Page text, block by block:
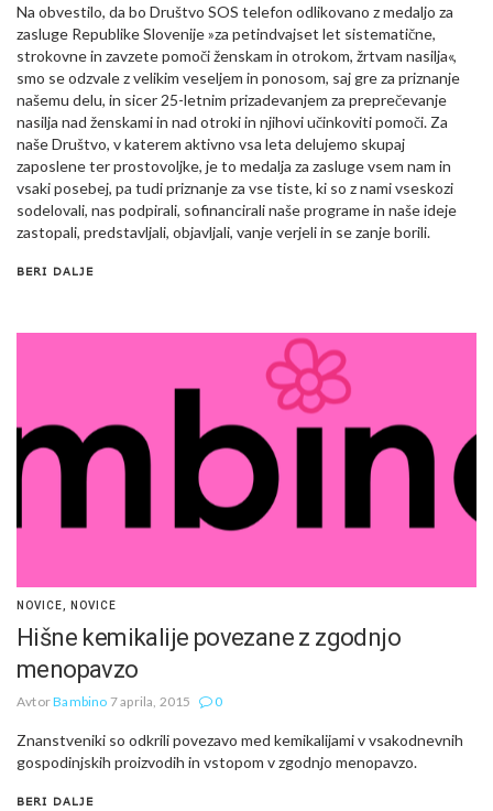
Na obvestilo, da bo Društvo SOS telefon odlikovano z medaljo za
zasluge Republike Slovenije »za petindvajset let sistematične,
strokovne in zavzete pomoči ženskam in otrokom, žrtvam nasilja«,
smo se odzvale z velikim veseljem in ponosom, saj gre za priznanje
našemu delu, in sicer 25-letnim prizadevanjem za preprečevanje
nasilja nad ženskami in nad otroki in njihovi učinkoviti pomoči. Za
naše Društvo, v katerem aktivno vsa leta delujemo skupaj
zaposlene ter prostovoljke, je to medalja za zasluge vsem nam in
vsaki posebej, pa tudi priznanje za vse tiste, ki so z nami vseskozi
sodelovali, nas podpirali, sofinancirali naše programe in naše ideje
zastopali, predstavljali, objavljali, vanje verjeli in se zanje borili.
BERI DALJE
NOVICE NOVICE
Hišne kemikalije povezane z zgodnjo
menopavzo
AvtorBambino 7 aprila, 2015 0
Znanstveniki so odkrili povezavo med kemikalijami v vsakodnevnih
gospodinjskih proizvodih in vstopom v zgodnjo menopavzo.
BERI DALJE